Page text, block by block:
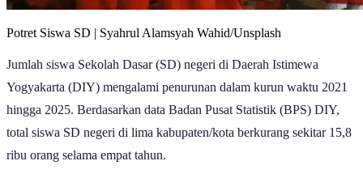
Potret Siswa SD | Syahrul Alamsyah Wahid/Unsplash
Jumlah siswa Sekolah Dasar (SD) negeri di Daerah Istimewa
Yogyakarta (DIY) mengalami penurunan dalam kurun waktu 2021
hingga 2025. Berdasarkan data Badan Pusat Statistik (BPS) DIY,
total siswa SD negeri di lima kabupaten/kota berkurang sekitar 15,8
ribu orang selama empat tahun.